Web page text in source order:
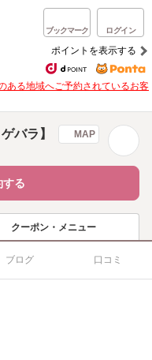
ブックマーク ログイン
ポイントを表示する
ある地域へご予約されているお客
バラ】 MAP
する
クーポン・メニュー
ブログ 口コミ